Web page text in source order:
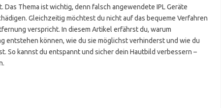
Thema ist wichtig, denn falsch angewendete IPL Geräte
Gleichzeitig möchtest du nicht auf das bequeme Verfahren
verspricht. In diesem Artikel erfährst du, warum
entstehen können, wie du sie möglichst verhinderst und wie du
So kannst du entspannt und sicher dein Hautbild verbessern –